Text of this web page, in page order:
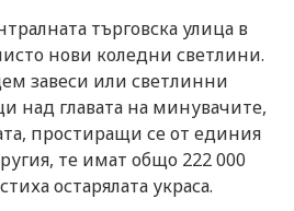
търговска улица в
нови коледни светлини.
завеси или светлинни
над главата на минувачите,
простиращи се от единия
те имат общо 222 000
остарялата украса.